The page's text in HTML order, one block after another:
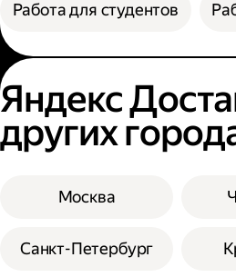
Работа для студентов
Яндекс
других
Москва
Санкт-Петербург